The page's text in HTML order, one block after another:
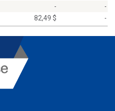
-
-
82,49 $ -